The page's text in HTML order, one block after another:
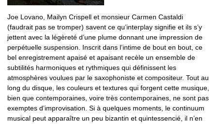
Joe Lovano, Mailyn Crispell et monsieur Carmen Castaldi
(faudrait pas se tromper) savent ce qu’interplay signifie et ils s’y
jettent avec la légèreté d’une plume donnant une impression de
perpétuelle suspension. Inscrit dans l’intime de bout en bout, ce
bel enregistrement apaisé et apaisant recèle un ensemble de
subtilités harmoniques et rythmiques qui définissent les
atmosphères voulues par le saxophoniste et compositeur. Tout au
long du disque, les couleurs et textures qui forgent cette musique,
bien que contemporaines, voire très contemporaines, ne sont pas
exemptes d’improvisation. Si à quelques moments, le continuum
musical peut apparaître un peu bizantin et quintessencié, il n’en